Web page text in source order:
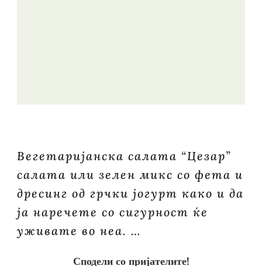
Вегетаријанска салата “Цезар”
салата или зелен микс со фета и
дресинг од грчки јогурт како и да
ја наречете со сигурност ќе
уживате во неа. …
Сподели со пријателите!